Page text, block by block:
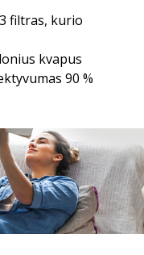
filtras, kurio
kvapus
90 %